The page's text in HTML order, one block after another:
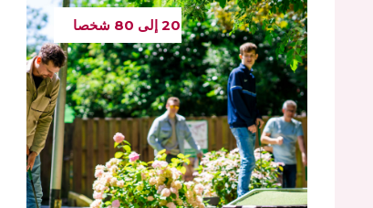
20 إلى 80 شخصا